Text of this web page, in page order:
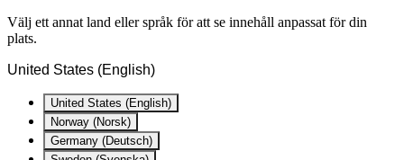
Välj ett annat land eller språk för att se innehåll anpassat för din
plats.
United States (English)
United States (English)
Norway (Norsk)
Germany (Deutsch)